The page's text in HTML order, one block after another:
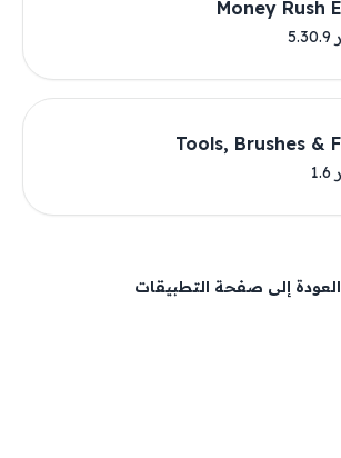
Money Rush
Tools, Brushes &
العودة إلى صفحة التطبيقات